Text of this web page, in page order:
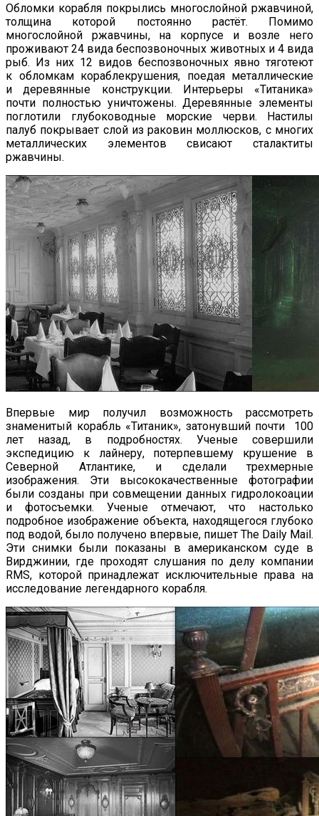
Обломки корабля покрылись многослойной ржавчиной,
толщина которой постоянно растёт. Помимо
многослойной ржавчины, на корпусе и возле него
проживают 24 вида беспозвоночных животных и 4 вида
рыб. Из них 12 видов беспозвоночных явно тяготеют
к обломкам кораблекрушения, поедая металлические
и деревянные конструкции. Интерьеры «Титаника»
почти полностью уничтожены. Деревянные элементы
поглотили глубоководные морские черви. Настилы
палуб покрывает слой из раковин моллюсков, с многих
металлических элементов свисают сталактиты
ржавчины.
Впервые мир получил возможность рассмотреть
знаменитый корабль «Титаник», затонувший почти 100
лет назад, в подробностях. Ученые совершили
экспедицию к лайнеру, потерпевшему крушение в
Северной Атлантике, и сделали трехмерные
изображения. Эти высококачественные фотографии
были созданы при совмещении данных гидролокоации
и фотосъемки. Ученые отмечают, что настолько
подробное изображение объекта, находящегося глубоко
под водой, было получено впервые, пишет The Daily Mail.
Эти снимки были показаны в американском суде в
Вирджинии, где проходят слушания по делу компании
RMS, которой принадлежат исключительные права на
исследование легендарного корабля.